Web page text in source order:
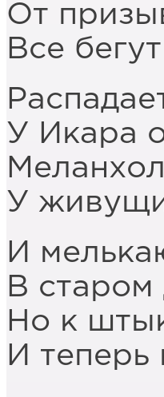
От
Все
У Икара
У
И
В старом
Но к
И теперь